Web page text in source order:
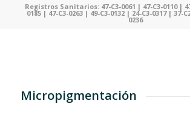
Registros Sanitarios: 47-C3-0061 | 47-C3-0110 |
0185 | 47-C3-0263 | 49-C3-0132 | 24-C3-0317 | 37-
0236
Micropigmentación